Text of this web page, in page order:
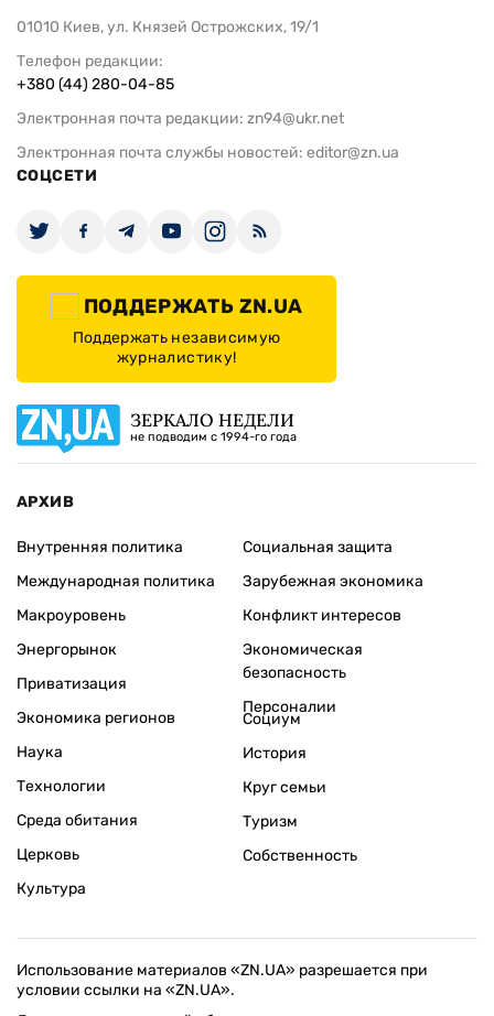
01010 Киев, ул. Князей Острожских, 19/1
Телефон редакции:
+380 (44) 280-04-85
Электронная почта редакции: zn94@ukr.net
Электронная почта службы новостей: editor@zn.ua
СОЦСЕТИ
ПОДДЕРЖАТЬ ZN.UA
Поддержать независимую
журналистику!
ЗЕРКАЛО НЕДЕЛИ
не подводим с 1994-го года
АРХИВ
Внутренняя политика
Международная политика
Макроуровень
Энергорынок
Приватизация
Экономика регионов
Социальная защита
Зарубежная экономика
Конфликт интересов
Экономическая
безопасность
Персоналии
Наука
Технологии
Среда обитания
Церковь
Культура
Социум
История
Круг семьи
Туризм
Собственность
Использование материалов «ZN.UA» разрешается при
условии ссылки на «ZN.UA».